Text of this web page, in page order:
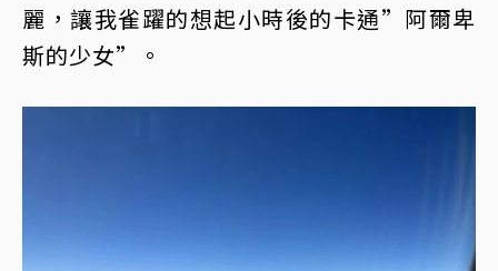
麗，讓我雀躍的想起小時後的卡通”阿爾卑
斯的少女”。